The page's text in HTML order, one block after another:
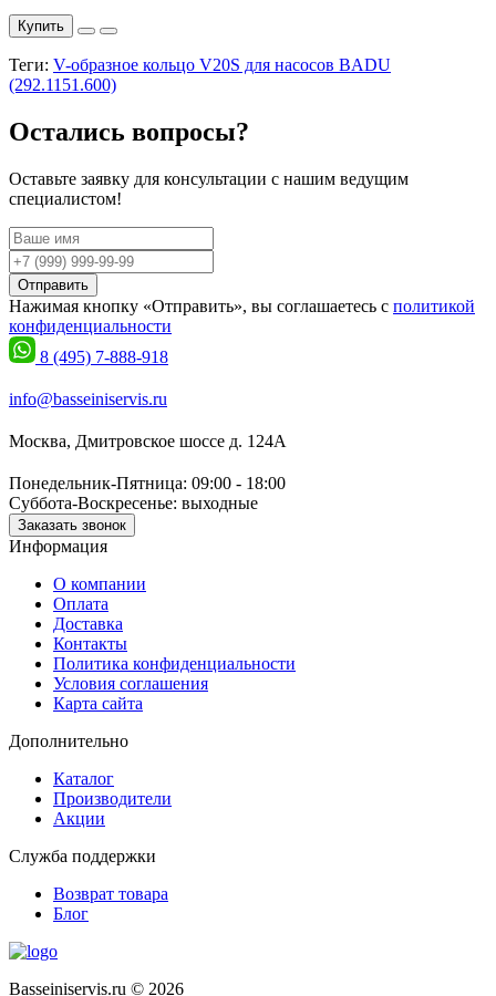
Купить
Теги: V-образное кольцо V20S для насосов BADU
(292.1151.600)
Остались вопросы?
Оставьте заявку для консультации с нашим ведущим
специалистом!
Отправить
Нажимая кнопку «Отправить», вы соглашаетесь с политикой
конфиденциальности
8 (495) 7-888-918
info@basseiniservis.ru
Москва, Дмитровское шоссе д. 124А
Понедельник-Пятница: 09:00 - 18:00
Суббота-Воскресенье: выходные
Заказать звонок
Информация
О компании
Оплата
Доставка
Контакты
Политика конфиденциальности
Условия соглашения
Карта сайта
Дополнительно
Каталог
Производители
Акции
Служба поддержки
Возврат товара
Блог
Basseiniservis.ru © 2026